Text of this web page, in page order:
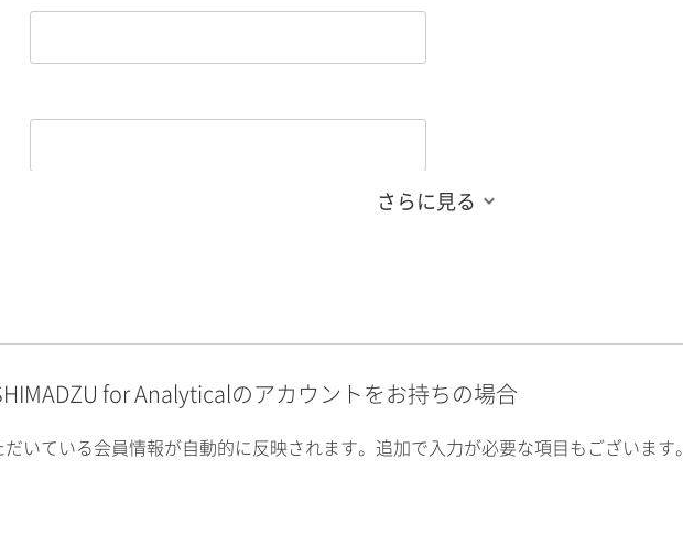
さらに見る
for Analyticalのアカウントをお持ちの場合
いている会員情報が自動的に反映されます。追加で入力が必要な項目もございます